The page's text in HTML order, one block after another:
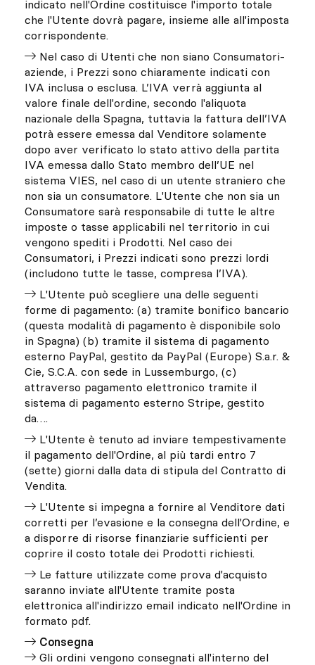
indicato nell'Ordine costituisce l'importo totale
che l'Utente dovrà pagare, insieme alle all'imposta
corrispondente.
Nel caso di Utenti che non siano Consumatori-
aziende, i Prezzi sono chiaramente indicati con
IVA inclusa o esclusa. L’IVA verrà aggiunta al
valore finale dell'ordine, secondo l'aliquota
nazionale della Spagna, tuttavia la fattura dell’IVA
potrà essere emessa dal Venditore solamente
dopo aver verificato lo stato attivo della partita
IVA emessa dallo Stato membro dell’UE nel
sistema VIES, nel caso di un utente straniero che
non sia un consumatore. L'Utente che non sia un
Consumatore sarà responsabile di tutte le altre
imposte o tasse applicabili nel territorio in cui
vengono spediti i Prodotti. Nel caso dei
Consumatori, i Prezzi indicati sono prezzi lordi
(includono tutte le tasse, compresa l’IVA).
L'Utente può scegliere una delle seguenti
forme di pagamento: (a) tramite bonifico bancario
(questa modalità di pagamento è disponibile solo
in Spagna) (b) tramite il sistema di pagamento
esterno PayPal, gestito da PayPal (Europe) S.a.r. &
Cie, S.C.A. con sede in Lussemburgo, (c)
attraverso pagamento elettronico tramite il
sistema di pagamento esterno Stripe, gestito
da….
L'Utente è tenuto ad inviare tempestivamente
il pagamento dell'Ordine, al più tardi entro 7
(sette) giorni dalla data di stipula del Contratto di
Vendita.
L'Utente si impegna a fornire al Venditore dati
corretti per l’evasione e la consegna dell'Ordine, e
a disporre di risorse finanziarie sufficienti per
coprire il costo totale dei Prodotti richiesti.
Le fatture utilizzate come prova d'acquisto
saranno inviate all'Utente tramite posta
elettronica all'indirizzo email indicato nell'Ordine in
formato pdf.
Consegna
Gli ordini vengono consegnati all'interno del